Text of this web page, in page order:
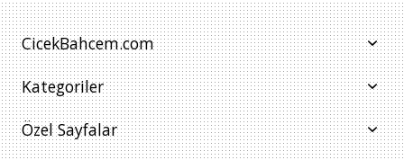
CicekBahcem.com
Kategoriler
Özel Sayfalar